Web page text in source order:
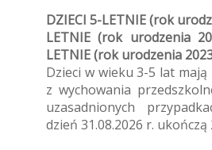
DZIECI 5-LETNIE (rok
LETNIE (rok urodzenia
LETNIE (rok urodzenia
Dzieci w wieku 3-5 lat
z wychowania
uzasadnionych
dzień 31.08.2026 r. ukończą